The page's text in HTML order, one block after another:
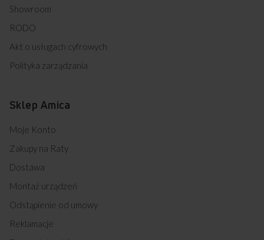
Showroom
RODO
Akt o usługach cyfrowych
Polityka zarządzania
Sklep Amica
Moje Konto
Zakupy na Raty
Dostawa
Montaż urządzeń
Odstąpienie od umowy
Reklamacje